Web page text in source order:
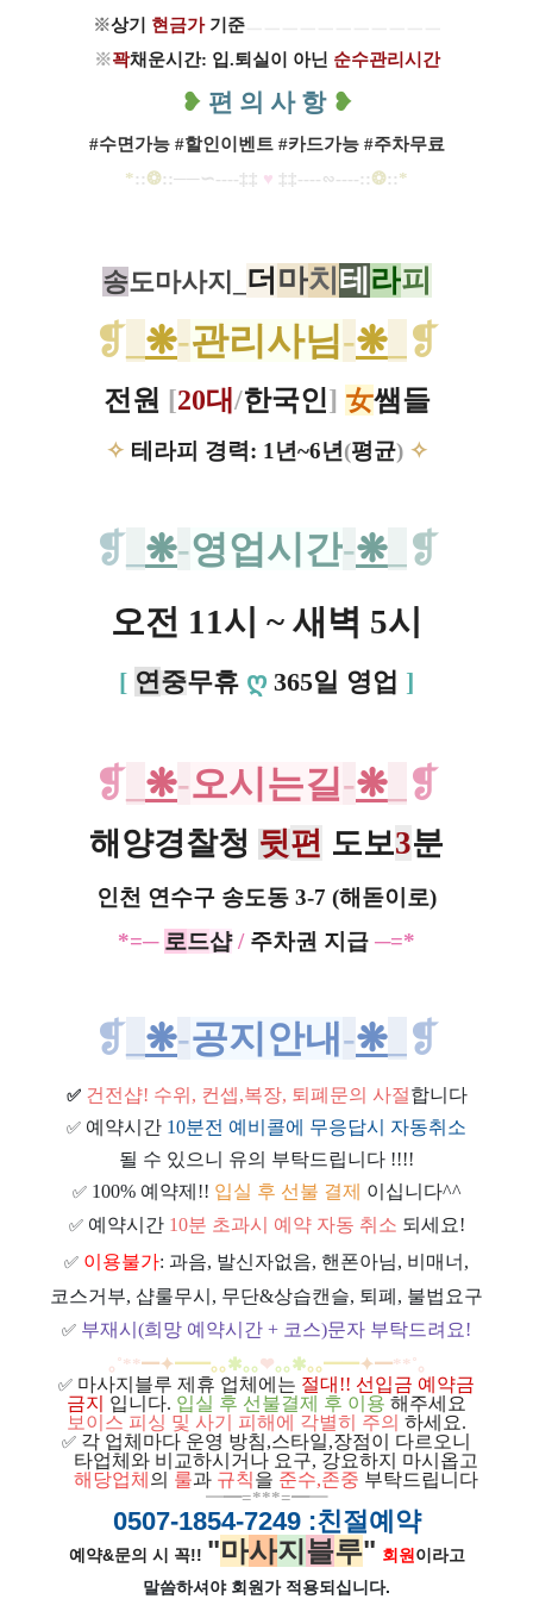
※상기 현금가 기준ㅡㅡㅡㅡ
※꽉채운시간: 입.퇴실이 아닌 순수관리시간
❥ 편 의 사 항 ❥
#수면가능 #할인이벤트 #카드가능 #주차무료
*::❂::──∽----‡‡ ♥ ‡‡----∽----::❂::*
송도마사지_ 더 마치 테 라피
❡ ❋-관리사님-❋ ❡
전원 [20대/한국인] 女쌤들
✧ 테라피 경력: 1년~6년 (평균) ✧
❡ ❋-영업시간-❋ ❡
오전 11시 ~ 새벽 5시
[ 연중무휴 ღ 365일 영업 ]
❡ ❋-오시는길 -❋ ❡
해양경찰청 뒷편 도보3분
인천 연수구 송도동 3-7 (해돋이로)
*=─ 로드샵 /주차권 지급 ─=*
❡ ❋-공지안내 -❋ ❡
✅ 건전샵! 수위, 컨셉,복장, 퇴폐문의 사절합니다
✅ 예약시간 10분전 예비콜에 무응답시 자동취소
될 수 있으니 유의 부탁드립니다 !!!!
✅ 100% 예약제!! 입실 후 선불 결제 이십니다^^
✅ 예약시간 10분 초과시 예약 자동 취소 되세요!
✅ 이용불가: 과음, 발신자없음, 핸폰아님, 비매너,
코스거부, 샵룰무시, 무단&상습캔슬, 퇴폐, 불법요구
✅ 부재시(희망 예약시간 + 코스)문자 부탁드려요!
｡˚**━✦━━｡｡✱｡｡❤｡｡✱｡｡━━✦━**˚｡
✅ 마사지블루 제휴 업체에는 절대!! 선입금 예약금
금지
입니다. 입실 후 선불결제 후 이용 해주세요
보이스 피싱 및 사기 피해에 각별히 주의 하세요.
✅ 각 업체마다 운영 방침,스타일,장점이 다르오니
타업체와 비교하시거나 요구, 강요하지 마시옵고
해당업체 의 룰과 규칙을 준수,존중 부탁드립니다
━━=***=━━
0507-1854-7249:친절예약
예약&문의 시 꼭!! "마사지 블루" 회원 이라고
말씀하셔야 회원가 적용되십니다.